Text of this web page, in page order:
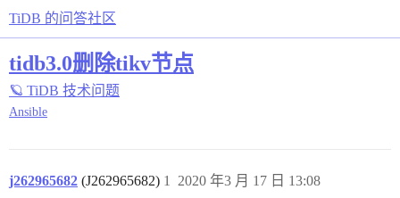
TiDB 的问答社区
tidb3.0删除tikv节点
🪐 TiDB 技术问题
Ansible
j262965682 (J262965682) 2020 年3 月 17 日 13:08
1